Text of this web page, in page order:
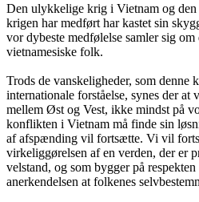
Den ulykkelige krig i Vietnam og den
krigen har medført har kastet sin
vor dybeste medfølelse samler sig
vietnamesiske folk.
Trods de vanskeligheder, som denne
internationale forståelse, synes der
mellem Øst og Vest, ikke mindst på
konflikten i Vietnam må finde sin
af afspænding vil fortsætte. Vi vil
virkeliggørelsen af en verden, der er
velstand, og som bygger på
anerkendelsen at folkenes